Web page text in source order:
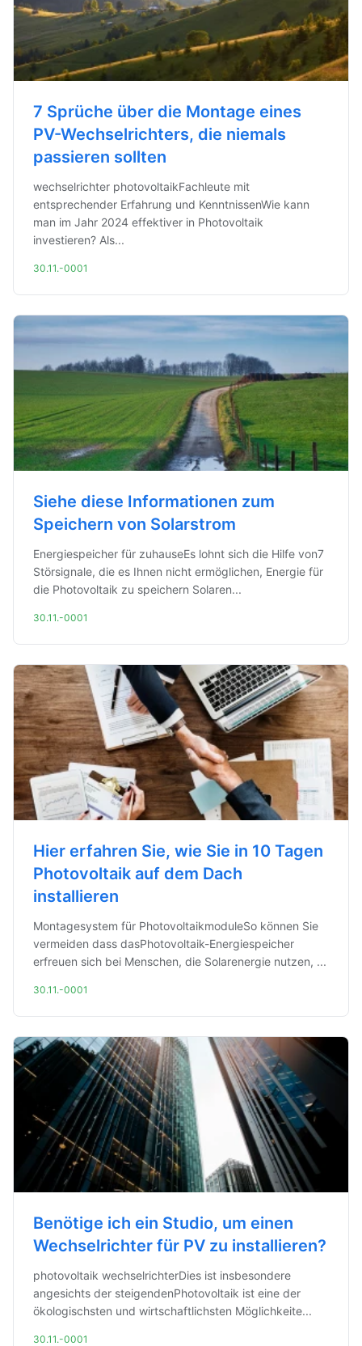
7 Sprüche über die Montage eines
PV-Wechselrichters, die niemals
passieren sollten
wechselrichter photovoltaikFachleute mit
entsprechender Erfahrung und KenntnissenWie kann
man im Jahr 2024 effektiver in Photovoltaik
investieren? Als...
30.11.-0001
Siehe diese Informationen zum
Speichern von Solarstrom
Energiespeicher für zuhauseEs lohnt sich die Hilfe von7
Störsignale, die es Ihnen nicht ermöglichen, Energie für
die Photovoltaik zu speichern Solaren...
30.11.-0001
Hier erfahren Sie, wie Sie in 10 Tagen
Photovoltaik auf dem Dach
installieren
Montagesystem für PhotovoltaikmoduleSo können Sie
vermeiden dass dasPhotovoltaik-Energiespeicher
erfreuen sich bei Menschen, die Solarenergie nutzen, ...
30.11.-0001
Benötige ich ein Studio, um einen
Wechselrichter für PV zu installieren?
photovoltaik wechselrichterDies ist insbesondere
angesichts der steigendenPhotovoltaik ist eine der
ökologischsten und wirtschaftlichsten Möglichkeite...
30.11.-0001